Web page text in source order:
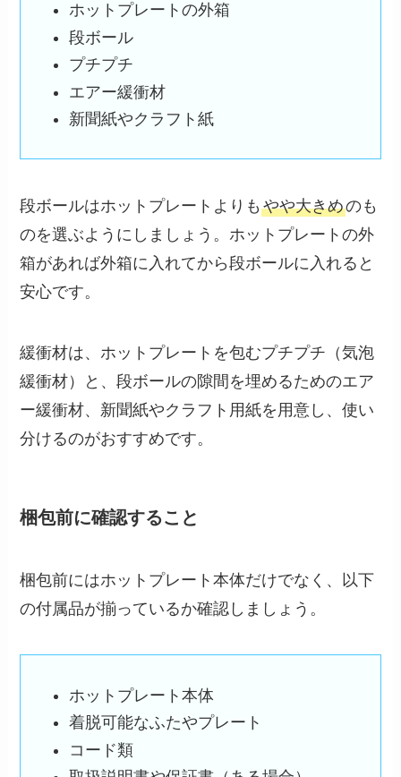
ホットプレートの外箱
段ボール
プチプチ
エアー緩衝材
新聞紙やクラフト紙
段ボールはホットプレートよりもやや大きめのも
のを選ぶようにしましょう。ホットプレートの外
箱があれば外箱に入れてから段ボールに入れると
安心です。
緩衝材は、ホットプレートを包むプチプチ（気泡
緩衝材）と、段ボールの隙間を埋めるためのエア
ー緩衝材、新聞紙やクラフト用紙を用意し、使い
分けるのがおすすめです。
梱包前に確認すること
梱包前にはホットプレート本体だけでなく、以下
の付属品が揃っているか確認しましょう。
ホットプレート本体
着脱可能なふたやプレート
コード類